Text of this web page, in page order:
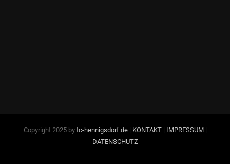
Copyright 2025 by tc-hennigsdorf.de| KONTAKT| IMPRESSUM|
DATENSCHUTZ